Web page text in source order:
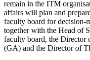
remain in the ITM
affairs will plan and
faculty board for decision-
together with the Head of
faculty board, the Director
(GA) and the Director of